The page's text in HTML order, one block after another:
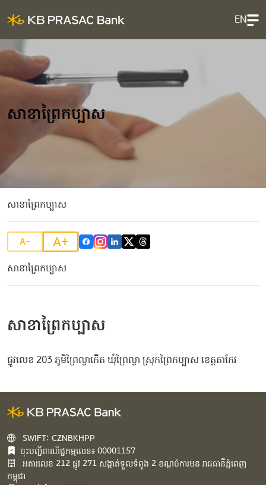
EN
សាខាព្រៃកប្បាស
សាខាព្រៃកប្បាស
A- A+
សាខាព្រៃកប្បាស
សាខាព្រៃកប្បាស
ផ្លូវលេខ 203 ភូមិព្រៃល្វាកើត ឃុំព្រៃល្វា ស្រុកព្រៃកប្បាស ខេត្តតាកែវ
SWIFT: CZNBKHPP
ចុះបញ្ជីពាណិជ្ជកម្មលេខ៖ 00001157
អគារ​លេខ​ 212 ផ្លូវ 271 សង្កាត់ទួលទំពូង 2 ខណ្ឌចំការមន រាជធានីភ្នំពេញ
កម្ពុជា​